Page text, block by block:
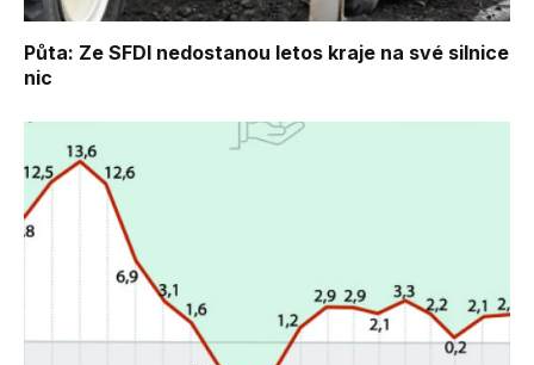
Půta: Ze SFDI nedostanou letos kraje na své silnice
nic